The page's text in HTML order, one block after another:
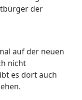
der
auf der neuen
nicht
es dort auch